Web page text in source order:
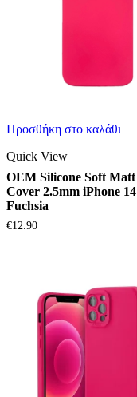
Προσθήκη στο καλάθι
Quick View
OEM Silicone Soft Matt
Cover 2.5mm iPhone
Fuchsia
€12.90